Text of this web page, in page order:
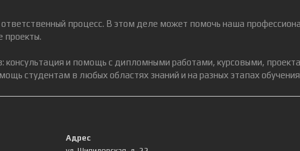
процесс. В этом деле может помочь наша
проекты.
консультация и помощь с дипломными работами, курсовыми,
студентам в любых областях знаний и на разных этапах
Адрес